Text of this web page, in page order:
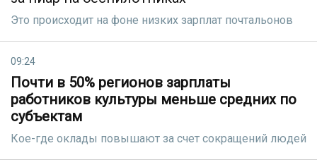
Это происходит на фоне низких зарплат почтальонов
09:24
Почти в 50% регионов зарплаты
работников культуры меньше средних по
субъектам
Кое-где оклады повышают за счет сокращений людей